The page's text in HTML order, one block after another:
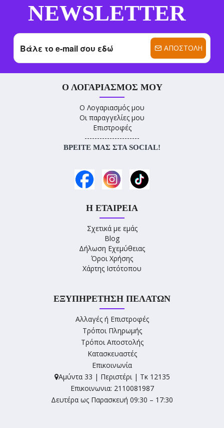
NEWSLETTER
ΑΠΟΣΤΟΛΉ
Ο ΛΟΓΑΡΙΑΣΜΌΣ ΜΟΥ
Ο Λογαριασμός μου
Οι παραγγελίες μου
Επιστροφές
----------------------
ΒΡΕΊΤΕ ΜΑΣ ΣΤΑ SOCIAL!
Η ΕΤΑΙΡΕΊΑ
Σχετικά με εμάς
Blog
Δήλωση Εχεμύθειας
Όροι Χρήσης
Χάρτης Ιστότοπου
ΕΞΥΠΗΡΈΤΗΣΗ ΠΕΛΑΤΏΝ
Αλλαγές ή Επιστροφές
Τρόποι Πληρωμής
Τρόποι Αποστολής
Κατασκευαστές
Επικοινωνία
Αμύντα 33 | Περιστέρι | Τκ 12135
Επικοινωνια: 2110081987
Δευτέρα ως Παρασκευή 09:30 – 17:30